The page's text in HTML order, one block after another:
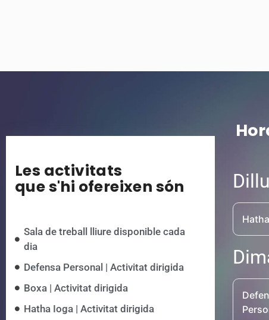
Les activitats
que s'hi ofereixen són
Sala de treball lliure disponible cada
dia
Defensa Personal | Activitat dirigida
Boxa | Activitat dirigida
Hatha Ioga | Activitat dirigida